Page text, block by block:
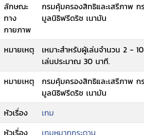
ลักษณะ
ทาง
กายภาพ
กรมคุ้มครองสิทธิและเสรีภาพ ก
มูลนิธิฟรีดริช เนามัน
หมายเหตุ
เหมาะสำหรับผู้เล่นจำนวน 2 -
เล่นประมาณ 30 นาที.
หมายเหตุ
กรมคุ้มครองสิทธิและเสรีภาพ ก
มูลนิธิฟรีดริช เนามัน
หัวเรื่อง
เกม
หัวเรื่อง
เกมหมากกระดาน